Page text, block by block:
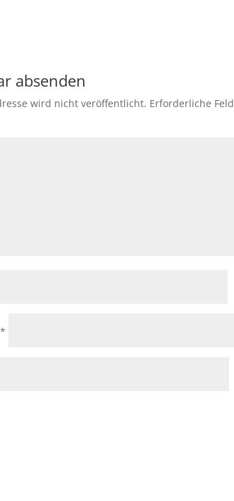
absenden
wird nicht veröffentlicht. Erforderliche
*